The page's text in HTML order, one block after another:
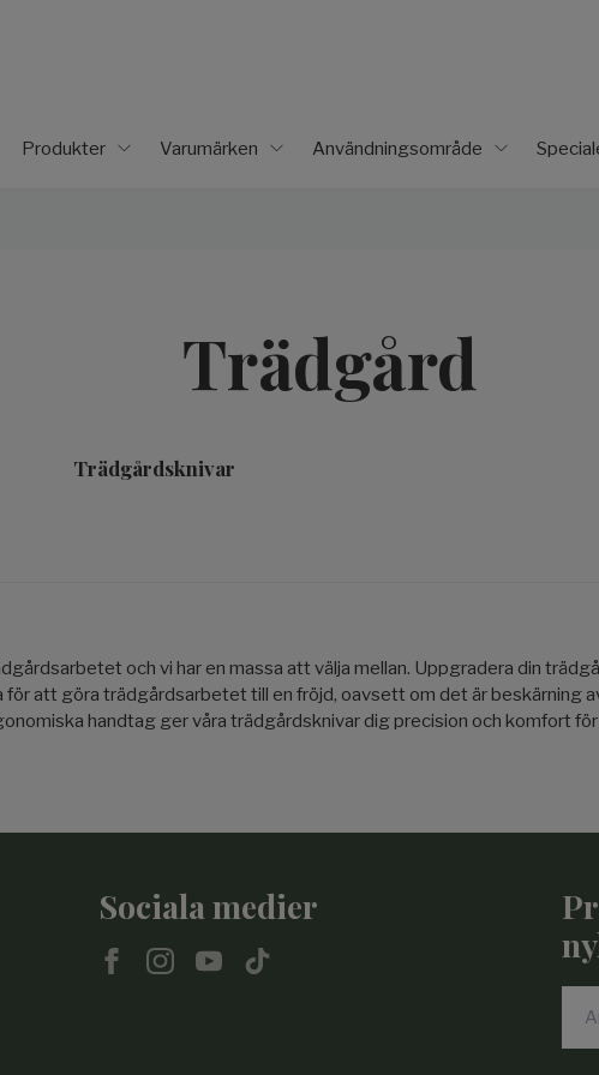
Produkter Varumärken Användningsområde
Trädgård
Trädgårdsknivar
och vi har en massa att välja mellan. Uppgradera din
för att göra trädgårdsarbetet till en fröjd, oavsett om det är beskärning
handtag ger våra trädgårdsknivar dig precision och komfort
Sociala medier